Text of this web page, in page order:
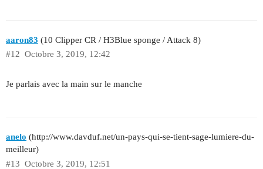
aaron83 (10 Clipper CR / H3Blue sponge / Attack 8)
Octobre 3, 2019, 12:42
#12
Je parlais avec la main sur le manche
anelo (http://www.davduf.net/un-pays-qui-se-tient-sage-lumiere-du-
meilleur)
Octobre 3, 2019, 12:51
#13